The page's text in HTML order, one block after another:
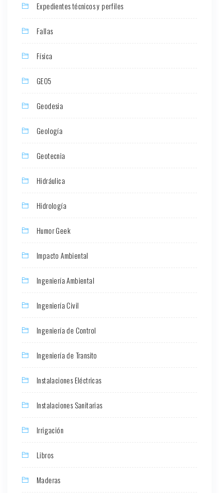
Expedientes técnicos y perfiles
Fallas
Física
GEO5
Geodesia
Geología
Geotecnia
Hidráulica
Hidrología
Humor Geek
Impacto Ambiental
Ingeniería Ambiental
Ingeniería Civil
Ingeniería de Control
Ingeniería de Transito
Instalaciones Eléctricas
Instalaciones Sanitarias
Irrigación
Libros
Maderas